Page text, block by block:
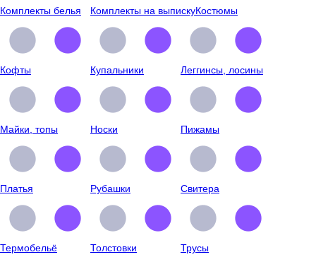
Комплекты белья Комплекты на выпискуКостюмы
Кофты Купальники Леггинсы, лосины
Майки, топы Носки Пижамы
Платья Рубашки Свитера
Термобельё Толстовки Трусы